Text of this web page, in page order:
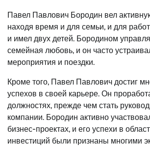
Павел Павлович Бородин вел
находя время и для семьи, и для
и имел двух детей. Бородином
семейная любовь, и он часто
мероприятия и поездки.
Кроме того, Павел Павлович достиг
успехов в своей карьере. Он
должностях, прежде чем стать
компании. Бородин активно
бизнес-проектах, и его успехи в
инвестиций были признаны многими